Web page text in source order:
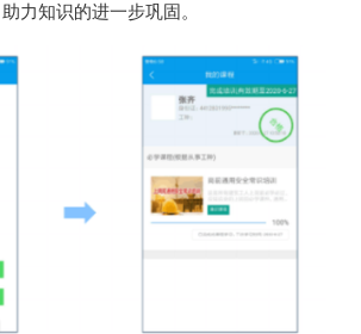
力知识的进一步巩固。